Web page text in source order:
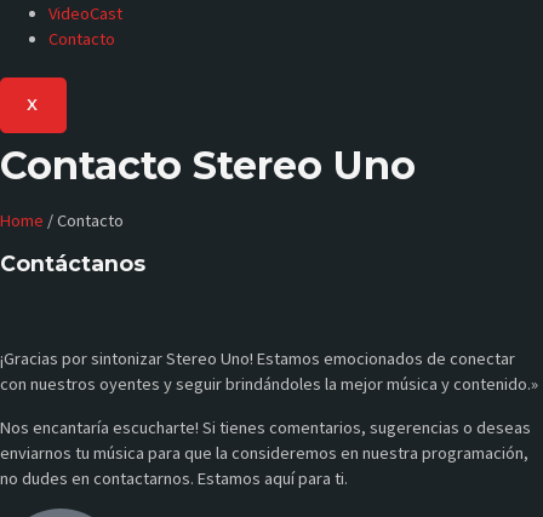
VideoCast
Contacto
X
Contacto Stereo Uno
Home / Contacto
Contáctanos
¡Gracias por sintonizar Stereo Uno! Estamos emocionados de conectar
con nuestros oyentes y seguir brindándoles la mejor música y contenido.»
Nos encantaría escucharte! Si tienes comentarios, sugerencias o deseas
enviarnos tu música para que la consideremos en nuestra programación,
no dudes en contactarnos. Estamos aquí para ti.